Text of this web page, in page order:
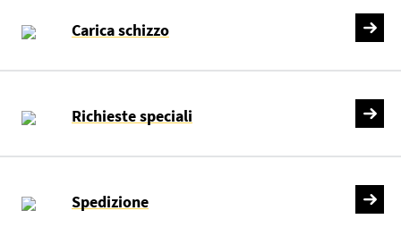
Carica schizzo
Richieste speciali
Spedizione